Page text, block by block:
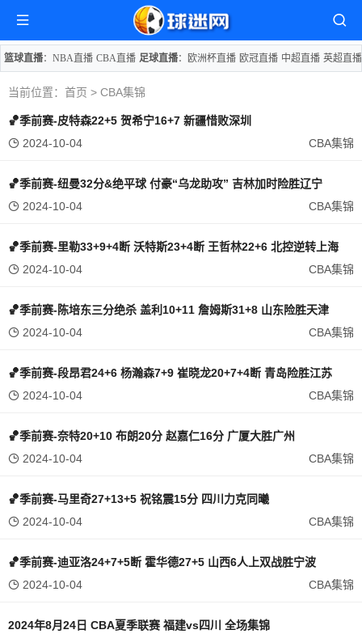
篮球直播： NBA直播 CBA直播 足球直播： 欧洲杯直播 欧冠直播 中超直播 英超直播
当前位置： 首页 > CBA集锦
🏀季前赛-皮特森22+5 贺希宁16+7 新疆惜败深圳
2024-10-04
CBA集锦
🏀季前赛-纽曼32分&绝平球 付豪“乌龙助攻” 吉林加时险胜辽宁
2024-10-04
CBA集锦
🏀季前赛-里勒33+9+4断 沃特斯23+4断 王哲林22+6 北控逆转上海
2024-10-04
CBA集锦
🏀季前赛-陈培东三分绝杀 盖利10+11 詹姆斯31+8 山东险胜天津
2024-10-04
CBA集锦
🏀季前赛-段昂君24+6 杨瀚森7+9 崔晓龙20+7+4断 青岛险胜江苏
2024-10-04
CBA集锦
🏀季前赛-奈特20+10 布朗20分 赵嘉仁16分 广厦大胜广州
2024-10-04
CBA集锦
🏀季前赛-马里奇27+13+5 祝铭震15分 四川力克同曦
2024-10-04
CBA集锦
🏀季前赛-迪亚洛24+7+5断 霍华德27+5 山西6人上双战胜宁波
2024-10-04
CBA集锦
2024年8月24日 CBA夏季联赛 福建vs四川 全场集锦